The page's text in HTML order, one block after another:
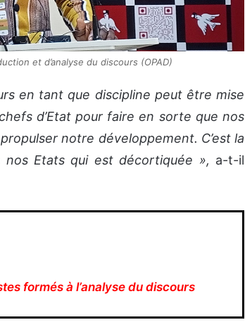
et d’analyse du discours (OPAD)
en tant que discipline peut être mise
d’Etat pour faire en sorte que nos
notre développement. C’est la
Etats qui est décortiquée », a-t-il
formés à l’analyse du discours